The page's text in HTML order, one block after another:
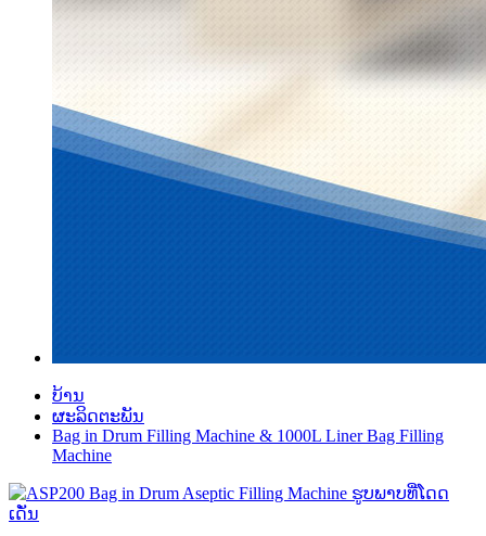
ບ້ານ
ຜະລິດຕະພັນ
Bag in Drum Filling Machine & 1000L Liner Bag Filling
Machine